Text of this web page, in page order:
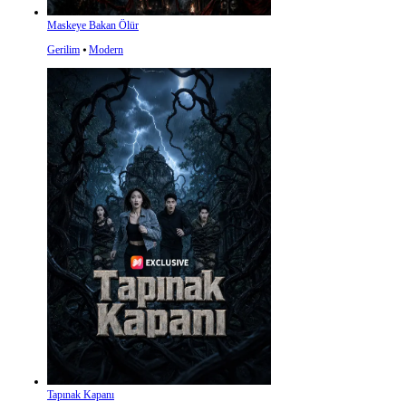
Maskeye Bakan Ölür
Gerilim ⦁ Modern
Tapınak Kapanı